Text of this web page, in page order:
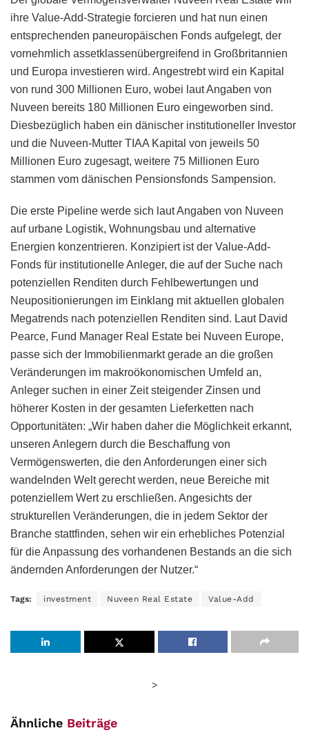
ihre Value-Add-Strategie forcieren und hat nun einen
entsprechenden paneuropäischen Fonds aufgelegt, der
vornehmlich assetklassenübergreifend in Großbritannien
und Europa investieren wird. Angestrebt wird ein Kapital
von rund 300 Millionen Euro, wobei laut Angaben von
Nuveen bereits 180 Millionen Euro eingeworben sind.
Diesbezüglich haben ein dänischer institutioneller Investor
und die Nuveen-Mutter TIAA Kapital von jeweils 50
Millionen Euro zugesagt, weitere 75 Millionen Euro
stammen vom dänischen Pensionsfonds Sampension.
Die erste Pipeline werde sich laut Angaben von Nuveen
auf urbane Logistik, Wohnungsbau und alternative
Energien konzentrieren. Konzipiert ist der Value-Add-
Fonds für institutionelle Anleger, die auf der Suche nach
potenziellen Renditen durch Fehlbewertungen und
Neupositionierungen im Einklang mit aktuellen globalen
Megatrends nach potenziellen Renditen sind. Laut David
Pearce, Fund Manager Real Estate bei Nuveen Europe,
passe sich der Immobilienmarkt gerade an die großen
Veränderungen im makroökonomischen Umfeld an,
Anleger suchen in einer Zeit steigender Zinsen und
höherer Kosten in der gesamten Lieferketten nach
Opportunitäten: „Wir haben daher die Möglichkeit erkannt,
unseren Anlegern durch die Beschaffung von
Vermögenswerten, die den Anforderungen einer sich
wandelnden Welt gerecht werden, neue Bereiche mit
potenziellem Wert zu erschließen. Angesichts der
strukturellen Veränderungen, die in jedem Sektor der
Branche stattfinden, sehen wir ein erhebliches Potenzial
für die Anpassung des vorhandenen Bestands an die sich
ändernden Anforderungen der Nutzer.“
Tags: investment Nuveen Real Estate Value-Add
>
Ähnliche Beiträge